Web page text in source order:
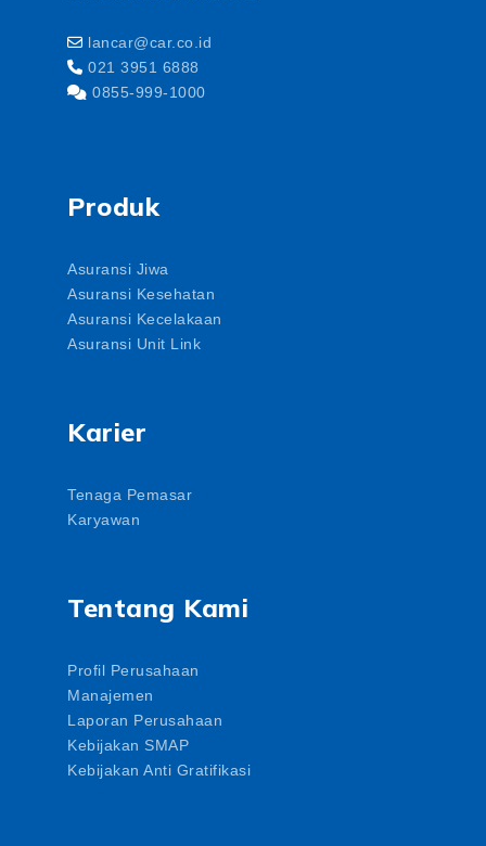
lancar@car.co.id
021 3951 6888
0855-999-1000
Produk
Asuransi Jiwa
Asuransi Kesehatan
Asuransi Kecelakaan
Asuransi Unit Link
Karier
Tenaga Pemasar
Karyawan
Tentang Kami
Profil Perusahaan
Manajemen
Laporan Perusahaan
Kebijakan SMAP
Kebijakan Anti Gratifikasi